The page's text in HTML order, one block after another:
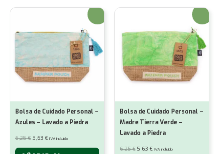
Piedra
¡Oferta!
Bolsa de Cuidado Personal –
Azules – Lavado a Piedra
6,25€ El
precio
original
era:
5,63 €El
actual
es:
IVA incluido
¡Oferta!
Bolsa de Cuidado Personal –
Madre Tierra Verde –
Lavado a Piedra
6,25€ El
5,63 €ElIVA incluido